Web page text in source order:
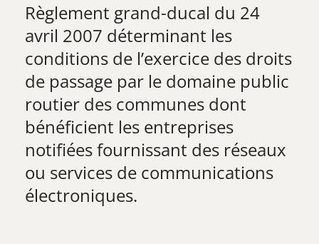
Règlement grand-ducal du 24
avril 2007 déterminant les
conditions de l’exercice des droits
de passage par le domaine public
routier des communes dont
bénéficient les entreprises
notifiées fournissant des réseaux
ou services de communications
électroniques.